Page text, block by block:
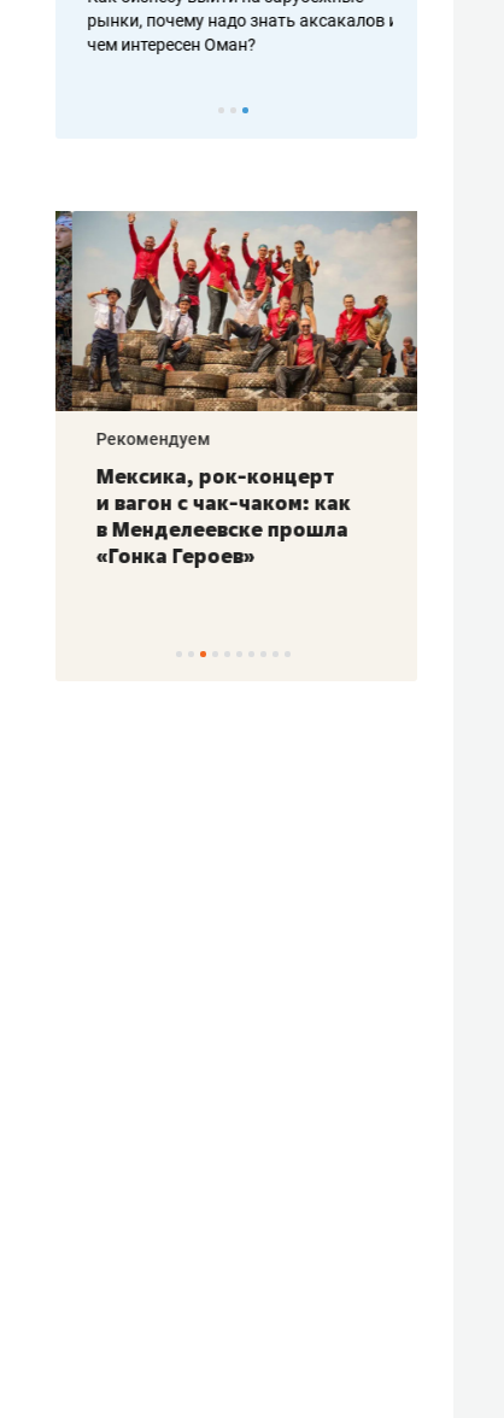
рынки, почему надо знать аксакалов и
чем интересен Оман?
Рекомендуем
Мексика, рок-концерт
и вагон с чак-чаком: как
в Менделеевске прошла
«Гонка Героев»